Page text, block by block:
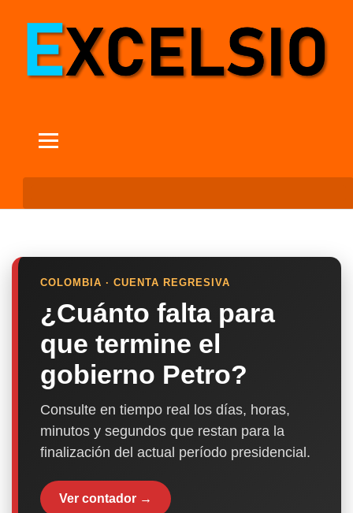
COLOMBIA · CUENTA REGRESIVA
¿Cuánto falta para
que termine el
gobierno Petro?
Consulte en tiempo real los días, horas,
minutos y segundos que restan para la
finalización del actual período presidencial.
Ver contador →